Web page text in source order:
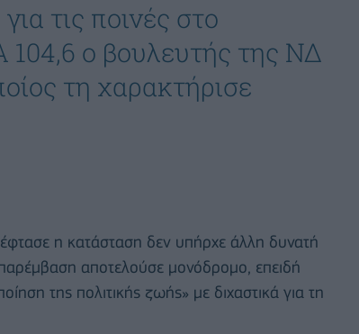
τις ποινές στο
ο βουλευτής της ΝΔ
τη χαρακτήρισε
η κατάσταση δεν υπήρχε άλλη δυνατή
αποτελούσε μονόδρομο, επειδή
της πολιτικής ζωής» με διχαστικά για τη